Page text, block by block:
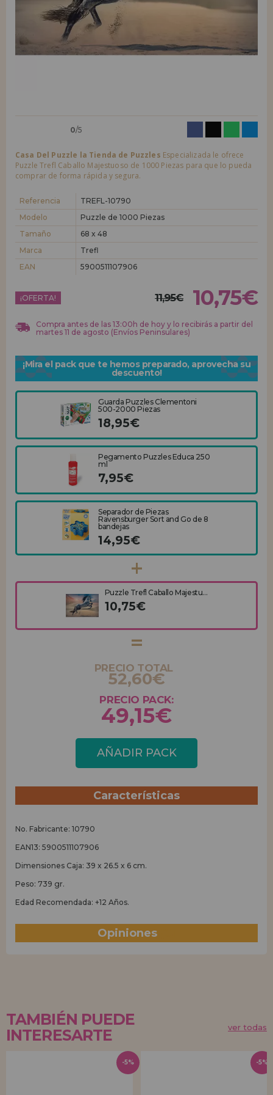
LIQUIDACIONES
INFORMACIÓN
Quiero registrarme como
nuevo cliente
Al crear una cuenta en casadelpuzzle.com podrás realizar tus compras
nuevo distribuidor
¿Eres Profesional o Empresa?. ¿Quieres vender en tu negocio
condiciones de ventas con descuentos especiales para la distribución.
¡Adelante! Te estábamos esperando.
REGISTRO DISTRIBUIDOR
0/5
Casa Del Puzzle la Tienda de Puzzles Especializada le ofrece
Puzzle Trefl Caballo Majestuoso de 1000 Piezas para que lo pueda
comprar de forma rápida y segura.
Referencia
TREFL-10790
Modelo
Puzzle de 1000 Piezas
Tamaño
68 x 48
Marca
Trefl
EAN
5900511107906
¡OFERTA! 11,95€ 10,75€
Compra antes de las 13:00h de hoy y lo recibirás a partir del
martes 11 de agosto (Envíos Peninsulares)
¡Mira el pack que te hemos preparado, aprovecha su
descuento!
Guarda Puzzles Clementoni
500-2000 Piezas
18,95€
Pegamento Puzzles Educa 250
ml
7,95€
Separador de Piezas
Ravensburger Sort and Go de 8
bandejas
14,95€
Puzzle Trefl Caballo Majestu...
10,75€
PRECIO TOTAL
52,60€
PRECIO PACK:
49,15€
AÑADIR PACK
Características
No. Fabricante: 10790
EAN13: 5900511107906
Dimensiones Caja: 39 x 26.5 x 6 cm.
Peso: 739 gr.
Edad Recomendada: +12 Años.
Opiniones
TAMBIÉN PUEDE
INTERESARTE
ver todas
-5% -5%